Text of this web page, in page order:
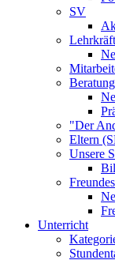
SV
"Der
Eltern
Unsere
Unterricht